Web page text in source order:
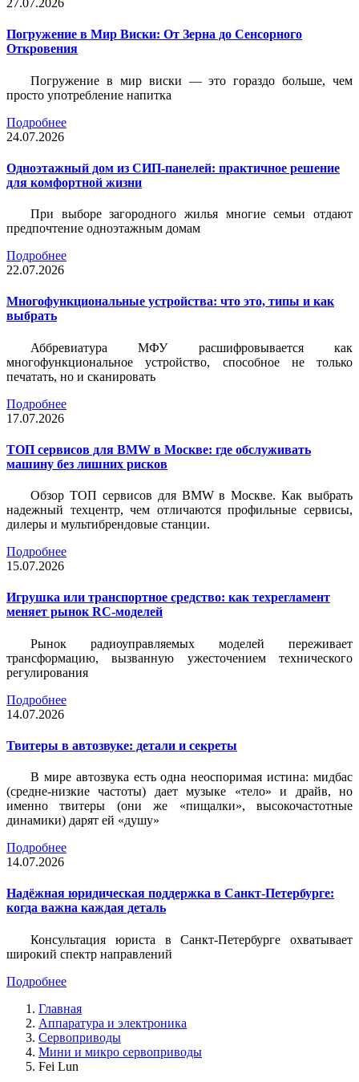
27.07.2026
Погружение в Мир Виски: От Зерна до Сенсорного
Откровения
Погружение в мир виски — это гораздо больше, чем
просто употребление напитка
Подробнее
24.07.2026
Одноэтажный дом из СИП-панелей: практичное решение
для комфортной жизни
При выборе загородного жилья многие семьи отдают
предпочтение одноэтажным домам
Подробнее
22.07.2026
Многофункциональные устройства: что это, типы и как
выбрать
Аббревиатура МФУ расшифровывается как
многофункциональное устройство, способное не только
печатать, но и сканировать
Подробнее
17.07.2026
ТОП сервисов для BMW в Москве: где обслуживать
машину без лишних рисков
Обзор ТОП сервисов для BMW в Москве. Как выбрать
надежный техцентр, чем отличаются профильные сервисы,
дилеры и мультибрендовые станции.
Подробнее
15.07.2026
Игрушка или транспортное средство: как техрегламент
меняет рынок RC-моделей
Рынок радиоуправляемых моделей переживает
трансформацию, вызванную ужесточением технического
регулирования
Подробнее
14.07.2026
Твитеры в автозвуке: детали и секреты
В мире автозвука есть одна неоспоримая истина: мидбас
(средне-низкие частоты) дает музыке «тело» и драйв, но
именно твитеры (они же «пищалки», высокочастотные
динамики) дарят ей «душу»
Подробнее
14.07.2026
Надёжная юридическая поддержка в Санкт-Петербурге:
когда важна каждая деталь
Консультация юриста в Санкт-Петербурге охватывает
широкий спектр направлений
Подробнее
Главная
Аппаратура и электроника
Сервоприводы
Мини и микро сервоприводы
Fei Lun